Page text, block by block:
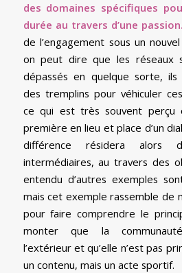
des domaines spécifiques
durée au travers d’une passion.
de l’engagement sous un
on peut dire que les réseaux
dépassés en quelque sorte, ils
des tremplins pour véhiculer
ce qui est très souvent perçu
première en lieu et place d’un
différence résidera alors
intermédiaires, au travers des
entendu d’autres exemples
mais cet exemple rassemble de
pour faire comprendre le
monter que la
l’extérieur et qu’elle n’est pas
un contenu, mais un acte sportif.